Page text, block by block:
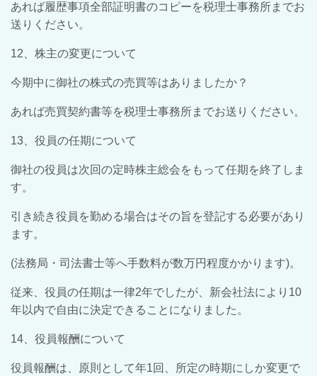
あれば履歴事項全部証明書のコピーを税理士事務所までお
送りください。
12、株主の変更について
今期中に御社の株式の売買等はありましたか？
あれば売買契約書等を税理士事務所までお送りください。
13、役員の任期について
御社の役員は次回の定時株主総会をもって任期を終了しま
す。
引き続き役員を勤める場合はその旨を登記する必要があり
ます。
(法務局・司法書士等へ手数料が数万円程度かかります)。
従来、役員の任期は一律2年でしたが、新会社法により10
年以内で自由に決定できることになりました。
14、役員報酬について
役員報酬は、原則として年1回、所定の時期にしか変更で